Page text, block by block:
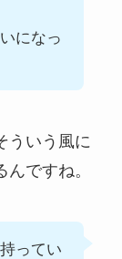
になっ
ういう風に
ですね。
ってい